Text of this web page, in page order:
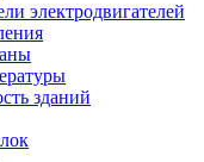
электродвигателей
зданий